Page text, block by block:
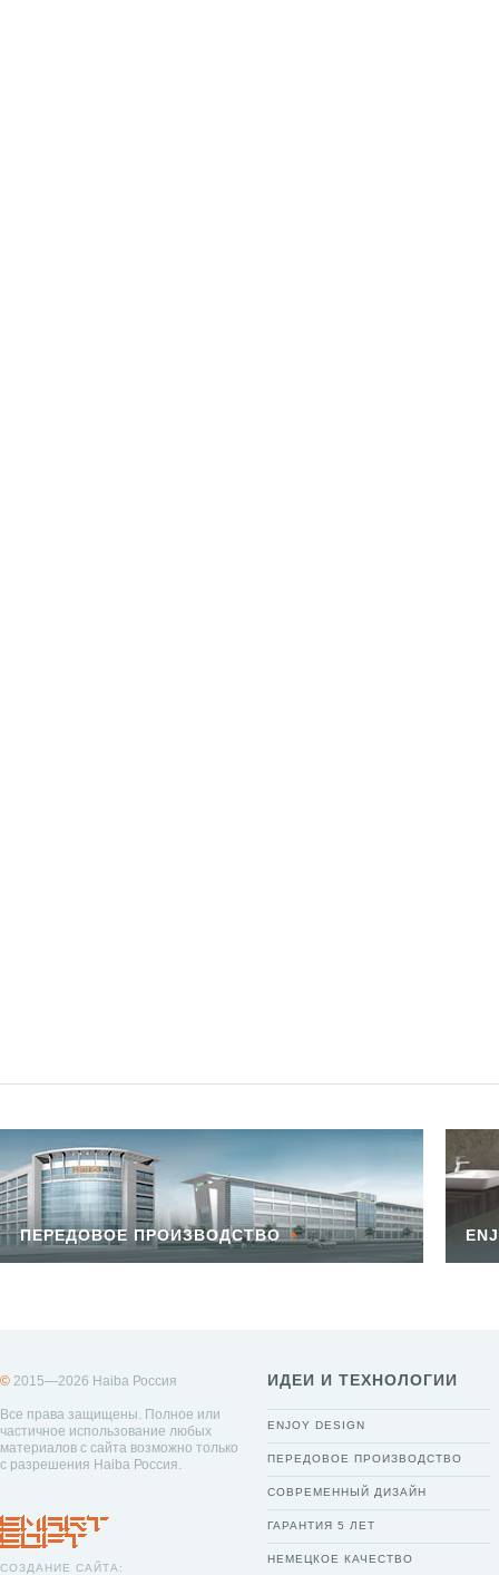
ПЕРЕДОВОЕ ПРОИЗВОДСТВО
© 2015—2026 Haiba Россия
Все права защищены. Полное или
частичное использование любых
материалов с сайта возможно только
с разрешения Haiba Россия.
СОЗДАНИЕ САЙТА:
ИДЕИ И ТЕХНОЛОГИИ
ENJOY DESIGN
ПЕРЕДОВОЕ ПРОИЗВОДСТВО
СОВРЕМЕННЫЙ ДИЗАЙН
ГАРАНТИЯ 5 ЛЕТ
НЕМЕЦКОЕ КАЧЕСТВО